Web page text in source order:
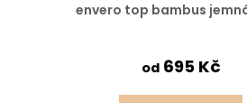
envero top bambus
od695 Kč